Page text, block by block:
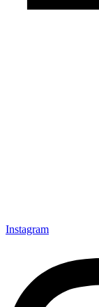
Instagram